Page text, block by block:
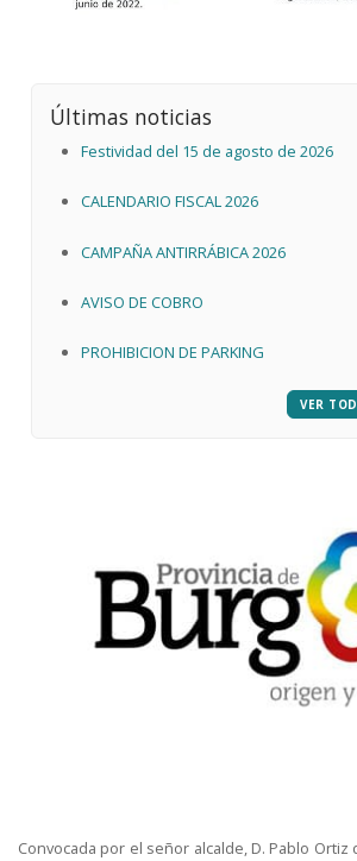
Últimas noticias
Festividad del 15 de agosto de 2026
CALENDARIO FISCAL 2026
CAMPAÑA ANTIRRÁBICA 2026
AVISO DE COBRO
PROHIBICION DE PARKING
VER
Convocada por el señor alcalde, D. Pablo